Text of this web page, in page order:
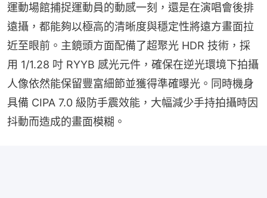
運動場館捕捉運動員的動感一刻，還是在演唱會後排
遠攝，都能夠以極高的清晰度與穩定性將遠方畫面拉
近至眼前。主鏡頭方面配備了超聚光 HDR 技術，採
用 1/1.28 吋 RYYB 感光元件，確保在逆光環境下拍攝
人像依然能保留豐富細節並獲得準確曝光。同時機身
具備 CIPA 7.0 級防手震效能，大幅減少手持拍攝時因
抖動而造成的畫面模糊。